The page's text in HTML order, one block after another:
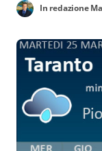
In redazione